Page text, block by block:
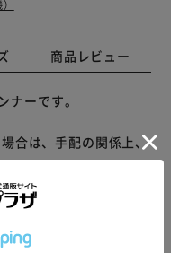
商品レビュー
ナーです。
合は、手配の関係上、
生することはございま
がございます。あらか